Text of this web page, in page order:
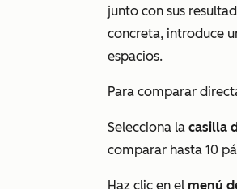
junto con sus
concreta, introduce
espacios.
Para comparar
Selecciona la casilla
comparar hasta 10
Haz clic en el menú